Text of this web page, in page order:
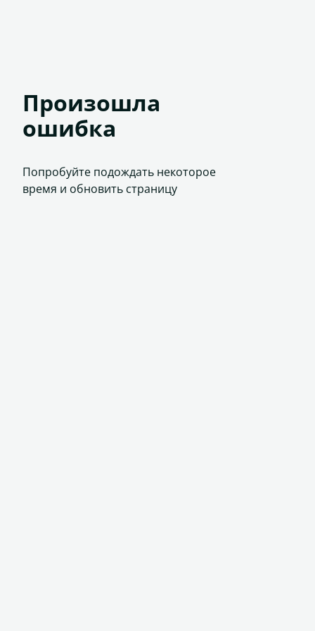
Произошла
ошибка
Попробуйте подождать некоторое
время и обновить страницу